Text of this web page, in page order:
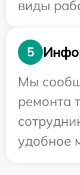
виды
5
Мы
ремонта
удобное